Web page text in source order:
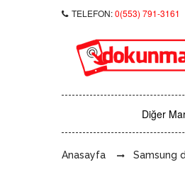
TELEFON:0(553) 791-3161
Diğer
Anasayfa Samsung